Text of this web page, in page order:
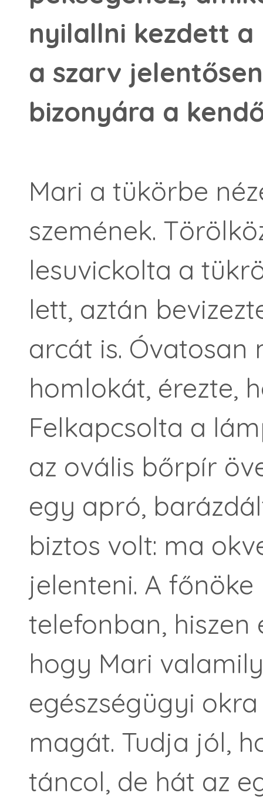
nyilallni kezdett a
a szarv
bizonyára a
Mari a tükörbe
szemének.
lesuvickolta a
lett, aztán
arcát is.
homlokát, érezte,
Felkapcsolta a
az ovális bőrpír
egy apró,
biztos volt: ma
jelenteni. A
telefonban, hiszen
hogy Mari
egészségügyi
magát. Tudja jól,
táncol, de hát az